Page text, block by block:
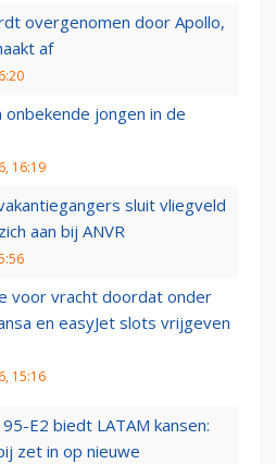
overgenomen door Apollo,
af
onbekende jongen in de
16:19
sluit vliegveld
aan bij ANVR
voor vracht doordat onder
en easyJet slots vrijgeven
15:16
E2 biedt LATAM kansen:
zet in op nieuwe